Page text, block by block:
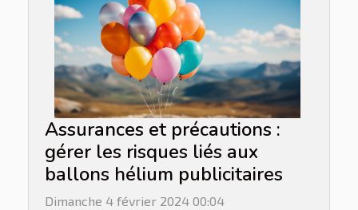
Assurances et précautions :
gérer les risques liés aux
ballons hélium publicitaires
Dimanche 4 février 2024 00:04